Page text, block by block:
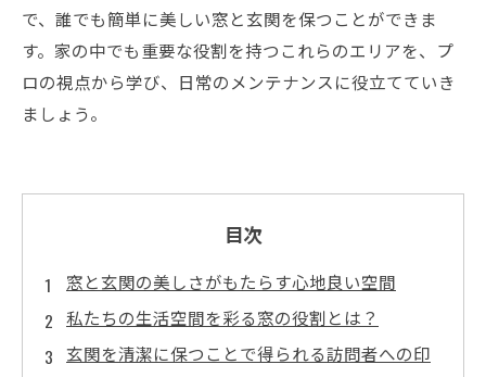
で、誰でも簡単に美しい窓と玄関を保つことができま
す。家の中でも重要な役割を持つこれらのエリアを、プ
ロの視点から学び、日常のメンテナンスに役立てていき
ましょう。
目次
窓と玄関の美しさがもたらす心地良い空間
私たちの生活空間を彩る窓の役割とは？
玄関を清潔に保つことで得られる訪問者への印